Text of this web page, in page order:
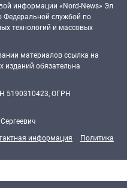
информации «Nord-News» Эл
службой по
технологий и массовых
материалов ссылка на
изданий обязательна
5190310423, ОГРН
информация
Политика